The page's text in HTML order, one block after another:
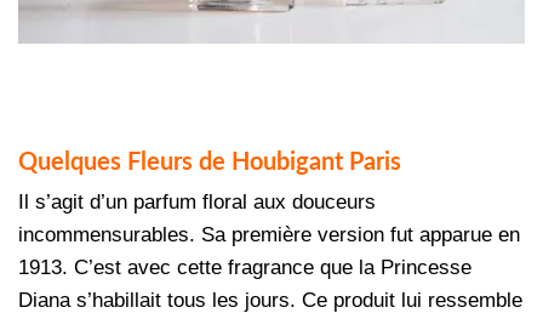
Quelques Fleurs de Houbigant Paris
Il s’agit d’un parfum floral aux douceurs
incommensurables. Sa première version fut apparue en
1913. C’est avec cette fragrance que la Princesse
Diana s’habillait tous les jours. Ce produit lui ressemble